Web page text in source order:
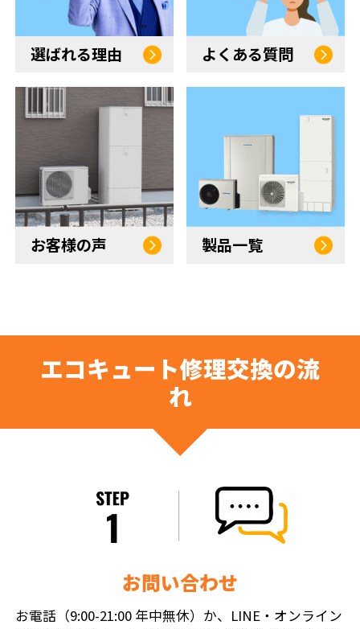
選ばれる理由 よくある質問
お客様の声 製品一覧
エコキュート修理交換の流
れ
お問い合わせ
お電話（9:00-21:00 年中無休）か、LINE・オンライン